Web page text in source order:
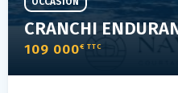
CRANCHI
109 000€ TTC